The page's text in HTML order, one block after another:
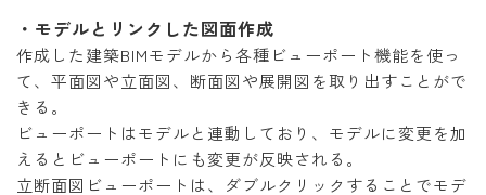
・モデルとリンクした図面作成
作成した建築BIMモデルから各種ビューポート機能を使っ
て、平面図や立面図、断面図や展開図を取り出すことがで
きる。
ビューポートはモデルと連動しており、モデルに変更を加
えるとビューポートにも変更が反映される。
立断面図ビューポートは、ダブルクリックすることでモデ